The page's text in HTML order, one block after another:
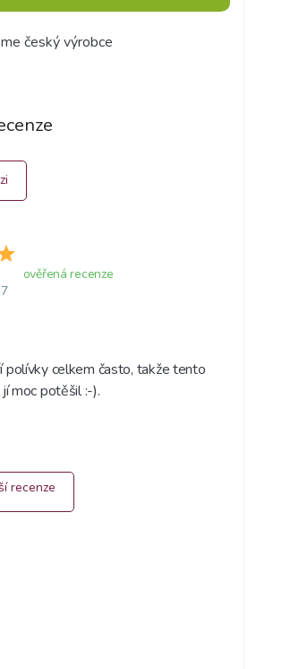
český výrobce
ověřená recenze
polívky celkem často, takže tento
moc potěšil :-).
recenze